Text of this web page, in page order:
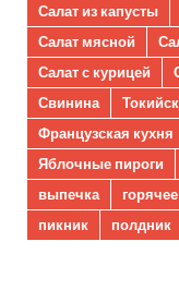
Салат из капусты
Салат мясной
Салат с курицей
Свинина
Французская кухня
Яблочные пироги
выпечка
горячее
пикник
полдник